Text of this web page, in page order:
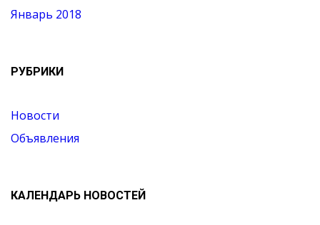
Январь 2018
РУБРИКИ
Новости
Объявления
КАЛЕНДАРЬ НОВОСТЕЙ